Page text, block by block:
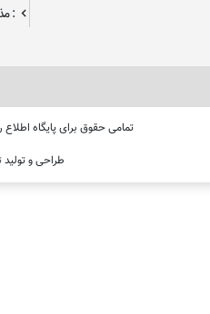
:
تمامی حقوق برای پایگاه
طراحی و تولید